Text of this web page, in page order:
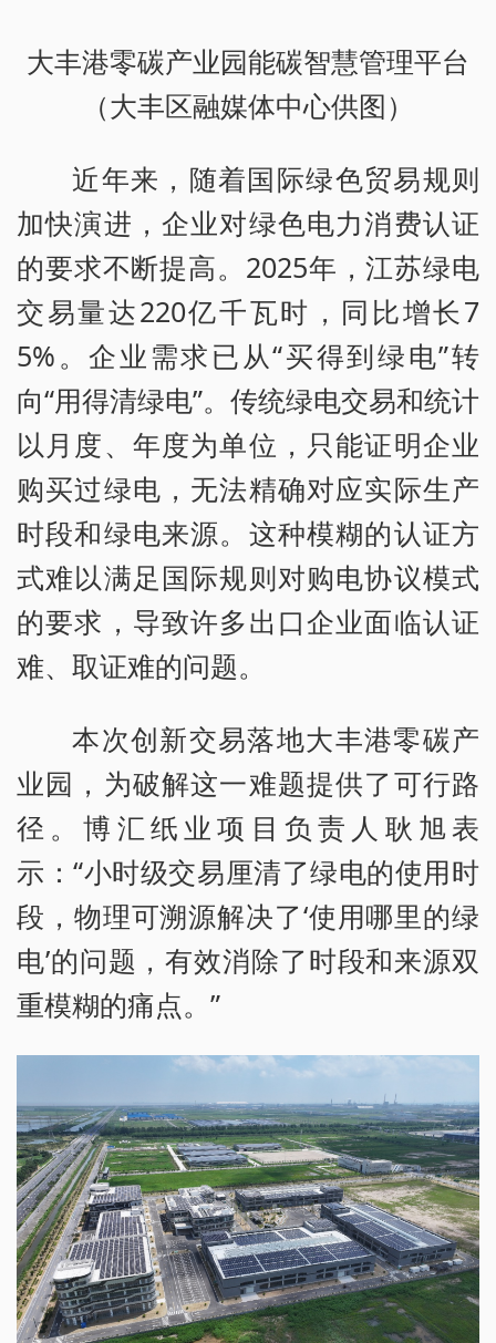
大丰港零碳产业园能碳智慧管理平台
（大丰区融媒体中心供图）
近年来，随着国际绿色贸易规则
加快演进，企业对绿色电力消费认证
的要求不断提高。2025年，江苏绿电
交易量达220亿千瓦时，同比增长7
5%。企业需求已从“买得到绿电”转
向“用得清绿电”。传统绿电交易和统计
以月度、年度为单位，只能证明企业
购买过绿电，无法精确对应实际生产
时段和绿电来源。这种模糊的认证方
式难以满足国际规则对购电协议模式
的要求，导致许多出口企业面临认证
难、取证难的问题。
本次创新交易落地大丰港零碳产
业园，为破解这一难题提供了可行路
径。博汇纸业项目负责人耿旭表
示：“小时级交易厘清了绿电的使用时
段，物理可溯源解决了‘使用哪里的绿
电’的问题，有效消除了时段和来源双
重模糊的痛点。”